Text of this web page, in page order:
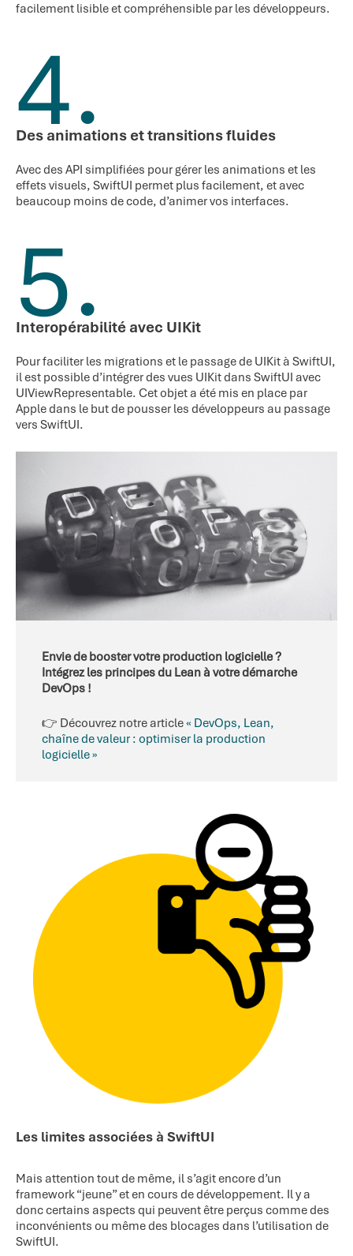
facilement lisible et compréhensible par les développeurs.
4.
Des animations et transitions fluides
Avec des API simplifiées pour gérer les animations et les
effets visuels, SwiftUI permet plus facilement, et avec
beaucoup moins de code, d’animer vos interfaces.
5.
Interopérabilité avec UIKit
Pour faciliter les migrations et le passage de UIKit à SwiftUI,
il est possible d’intégrer des vues UIKit dans SwiftUI avec
UIViewRepresentable. Cet objet a été mis en place par
Apple dans le but de pousser les développeurs au passage
vers SwiftUI.
Envie de booster votre production logicielle ?
Intégrez les principes du Lean à votre démarche
DevOps !
👉 Découvrez notre article« DevOps, Lean,
chaîne de valeur : optimiser la production
logicielle »
Les limites associées à SwiftUI
Mais attention tout de même, il s’agit encore d’un
framework “jeune” et en cours de développement. Il y a
donc certains aspects qui peuvent être perçus comme des
inconvénients ou même des blocages dans l’utilisation de
SwiftUI.